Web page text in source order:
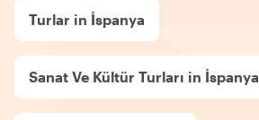
Turlar in İspanya
Sanat Ve Kültür Turları in İspanya